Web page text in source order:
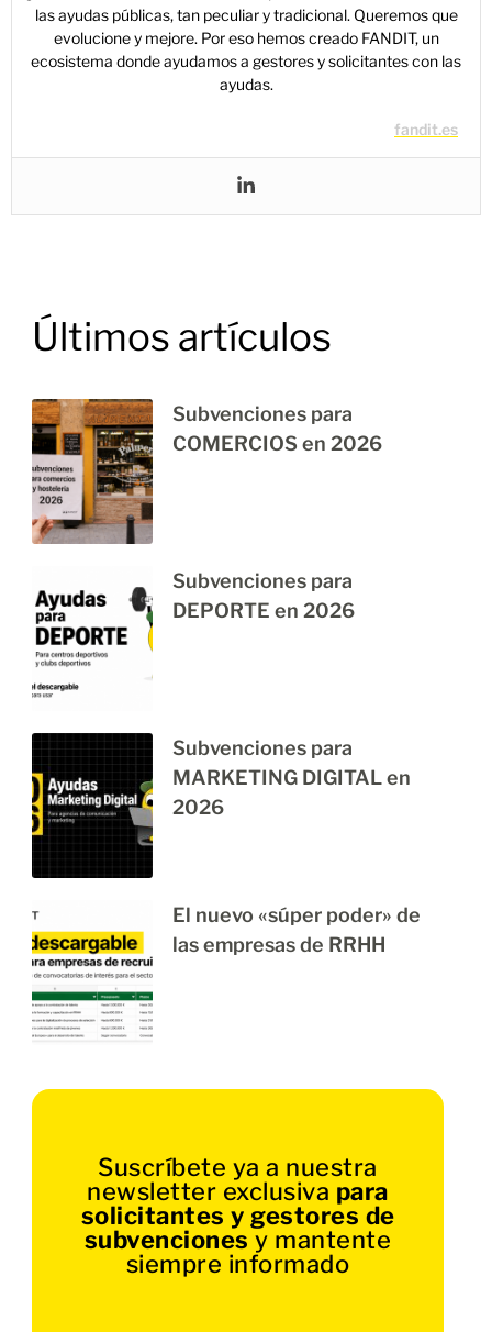
las ayudas públicas, tan peculiar y tradicional. Queremos que
evolucione y mejore. Por eso hemos creado FANDIT, un
ecosistema donde ayudamos a gestores y solicitantes con las
ayudas.
fandit.es
Últimos artículos
Subvenciones para
COMERCIOS en 2026
Subvenciones para
DEPORTE en 2026
Subvenciones para
MARKETING DIGITAL en
2026
El nuevo «súper poder» de
las empresas de RRHH
Suscríbete ya a nuestra
newsletter exclusiva para
solicitantes y gestores de
subvenciones y mantente
siempre informado